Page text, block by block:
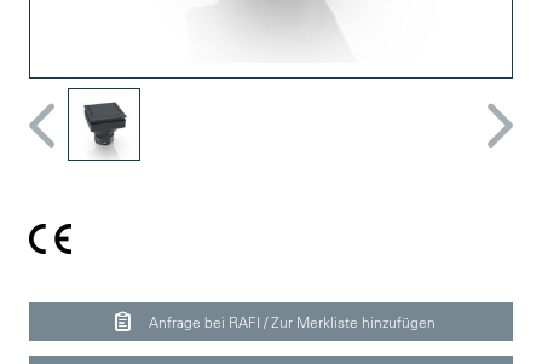
Anfrage bei RAFI / Zur Merkliste hinzufügen